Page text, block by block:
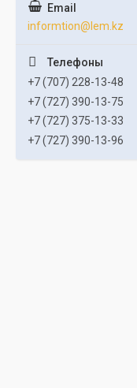
informtion@lem.kz
+7 (707) 228-13-48
+7 (727) 390-13-75
+7 (727) 375-13-33
+7 (727) 390-13-96